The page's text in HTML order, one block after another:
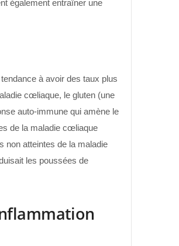
également entraîner une
à avoir des taux plus
cœliaque, le gluten (une
auto-immune qui amène le
de la maladie cœliaque
non atteintes de la maladie
les poussées de